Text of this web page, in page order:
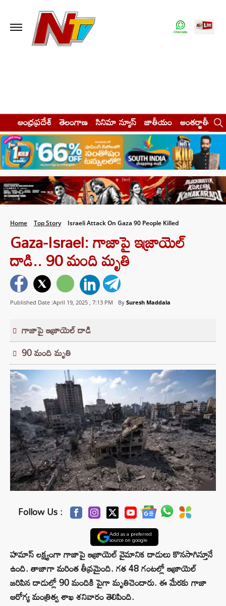
ఆంధ్రప్రదేశ్ తెలంగాణ సినిమా న్యూస్ జాతీయం అంతర్జాతీయం
Home Top Story Israeli Attack On Gaza 90 People Killed
Gaza-Israel: గాజాపై ఇజ్రాయెల్
దాడి.. 90 మంది మృతి
Published Date :April 19, 2025 , 7:13 PM By Suresh Maddala
గాజాపై ఇజ్రాయెల్ దాడి
90 మంది మృతి
Follow Us :
Add as a preferred
source on google
హమాస్ లక్ష్యంగా గాజాపై ఇజ్రాయెల్ వైమానిక దాడులు కొనసాగిస్తూనే
ఉంది. తాజాగా మరింత తీవ్రమైంది. గత 48 గంటల్లో ఇజ్రాయెల్
జరిపిన దాడుల్లో 90 మందికి పైగా మృతిచెందారు. ఈ మేరకు గాజా
ఆరోగ్య మంత్రిత్వ శాఖ శనివారం తెలిపింది.